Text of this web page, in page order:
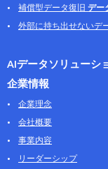
補償型データ復旧 デー
外部に持ち出せないデ
AIデータソリューシ
企業情報
企業理念
会社概要
事業内容
リーダーシップ